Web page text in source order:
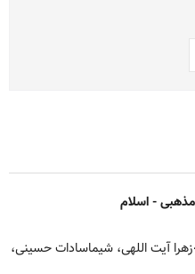
- اسلام
آیت اللهی، شیماسادات حسینی،